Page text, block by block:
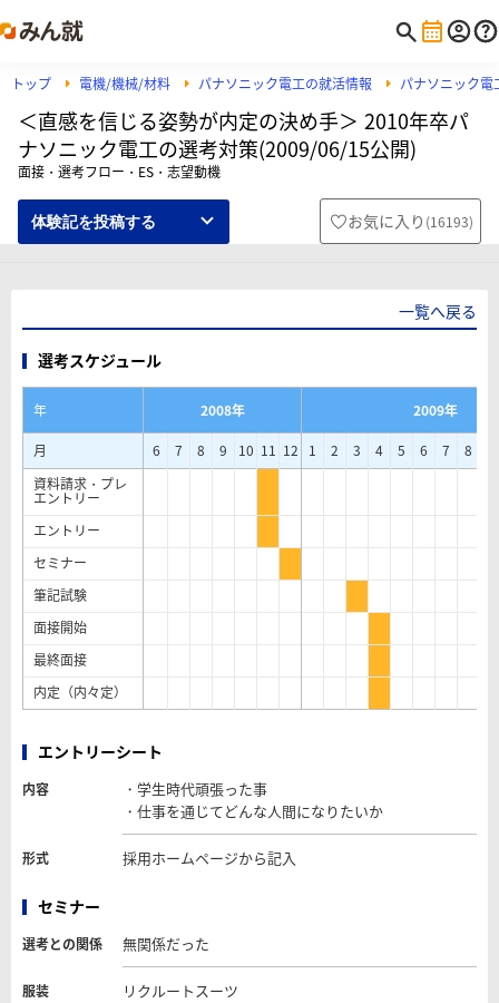
トップ 電機/機械/材料 パナソニック電工の就活情報 パナソニック
＜直感を信じる姿勢が内定の決め手＞ 2010年卒パ
ナソニック電工の選考対策(2009/06/15公開)
面接・選考フロー・ES・志望動機
体験記を投稿する お気に入り (16193)
一覧へ戻る
選考スケジュール
年 2008年
2009年
月
6 7 8 9 10 11 12 1 2 3 4 5 6 7 8
資料請求・プレ
エントリー
エントリー
セミナー
筆記試験
面接開始
最終面接
内定（内々定）
エントリーシート
内容
・学生時代頑張った事
・仕事を通じてどんな人間になりたいか
形式 採用ホームページから記入
セミナー
選考との関係 無関係だった
服装 リクルートスーツ